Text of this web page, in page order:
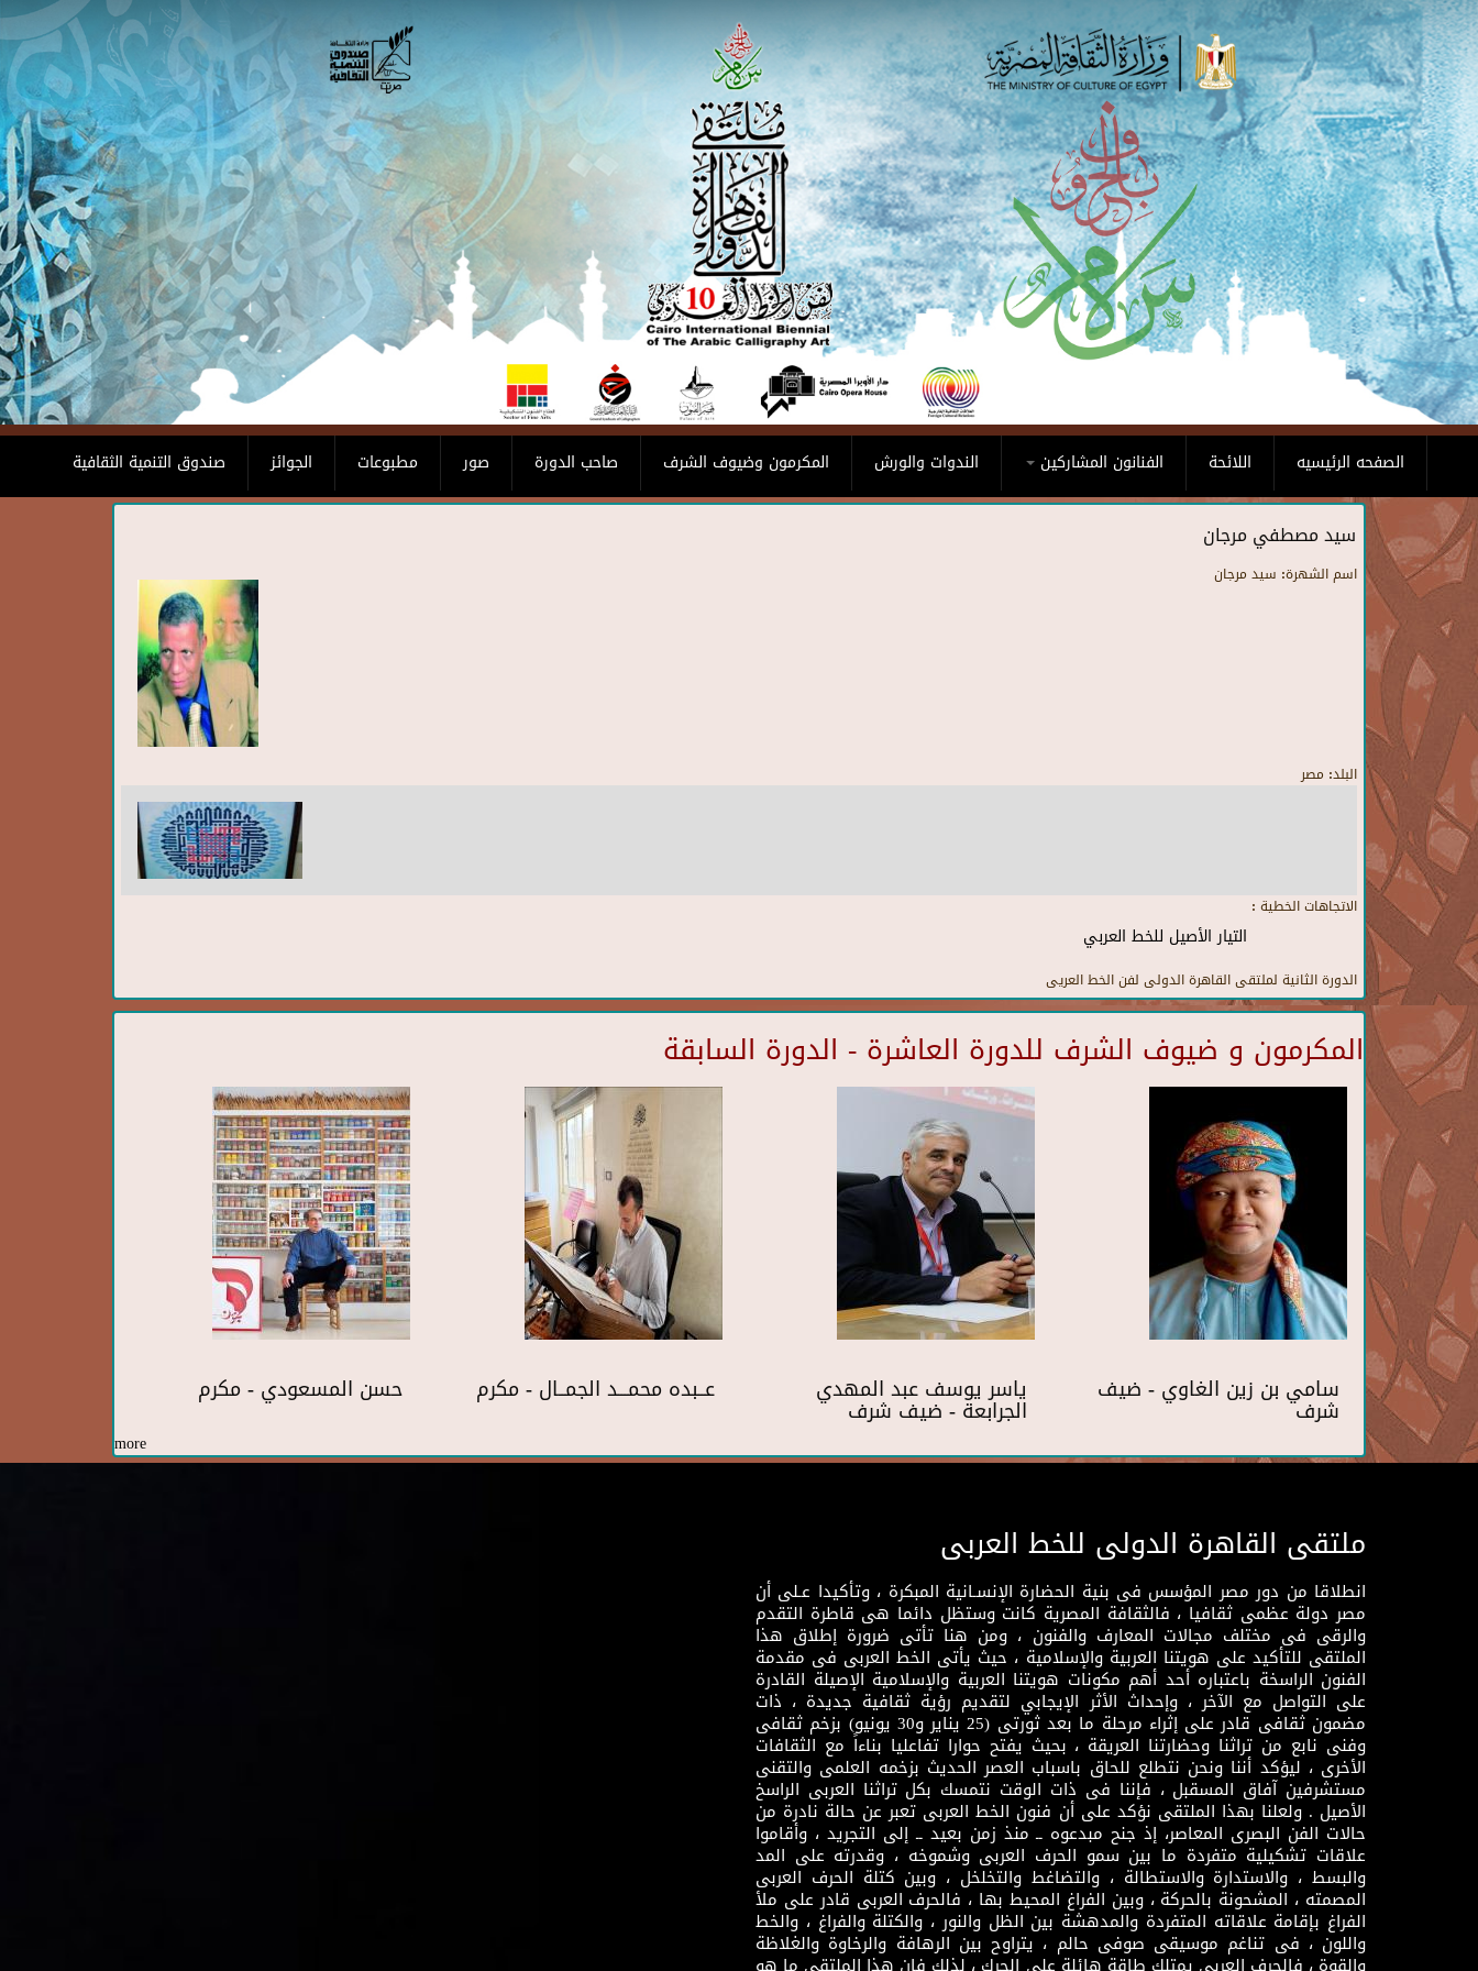
Skip to main content
صندوق التنمية الثقافية الجوائز مطبوعات صور صاحب الدورة المكرمون وضيوف الشرف الندوات والورش الفنانون المشاركين اللائحة الصفحه الرئيسيه
سيد مصطفي مرجان
اسم الشهرة: سيد مرجان
البلد: مصر
الاتجاهات الخطية :
التيار الأصيل للخط العربي
الدورة الثانية لملتقى القاهرة الدولى لفن الخط العريى
المكرمون و ضيوف الشرف للدورة العاشرة - الدورة السابقة
حسن المسعودي - مكرم عــبده محمـــد الجمــال - مكرم ياسر يوسف عبد المهدي
الجرابعة - ضيف شرف
سامي بن زين الغاوي - ضيف
شرف
more
ملتقى القاهرة الدولى للخط العربى
انطلاقا من دور مصر المؤسس فى بنية الحضارة الإنسـانية المبكرة ، وتأكيدا عـلى أن
مصر دولة عظمى ثقافيا ، فالثقافة المصرية كانت وستظل دائما هى قاطرة التقدم
والرقى فى مختلف مجالات المعارف والفنون ، ومن هنا تأتى ضرورة إطلاق هذا
الملتقى للتأكيد على هويتنا العربية والإسلامية ، حيث يأتى الخط العربى فى مقدمة
الفنون الراسخة باعتباره أحد أهم مكونات هويتنا العربية والإسلامية الإصيلة القادرة
على التواصل مع الآخر ، وإحداث الأثر الإيجابي لتقديم رؤية ثقافية جديدة ، ذات
مضمون ثقافى قادر على إثراء مرحلة ما بعد ثورتى (25 يناير و30 يونيو) بزخم ثقافى
وفنى نابع من تراثنا وحضارتنا العريقة ، بحيث يفتح حوارا تفاعليا بناءاً مع الثقافات
الأخرى ، ليؤكد أننا ونحن نتطلع للحاق باسباب العصر الحديث بزخمه العلمى والتقنى
مستشرفين آفاق المسقبل ، فإننا فى ذات الوقت نتمسك بكل تراثنا العربى الراسخ
الأصيل . ولعلنا بهذا الملتقى نؤكد على أن فنون الخط العربى تعبر عن حالة نادرة من
حالات الفن البصرى المعاصر، إذ جنح مبدعوه ــ منذ زمن بعيد ــ إلى التجريد ، وأقاموا
علاقات تشكيلية متفردة ما بين سمو الحرف العربى وشموخه ، وقدرته على المد
والبسط ، والاستدارة والاستطالة ، والتضاغط والتخلخل ، وبين كتلة الحرف العربى
المصمته ، المشحونة بالحركة ، وبين الفراغ المحيط بها ، فالحرف العربى قادر على ملأ
الفراغ بإقامة علاقاته المتفردة والمدهشة بين الظل والنور ، والكتلة والفراغ ، والخط
واللون ، فى تناغم موسيقى صوفى حالم ، يتراوح بين الرهافة والرخاوة والغلاظة